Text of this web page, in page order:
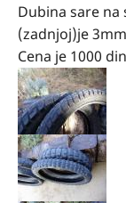
Dubina sare na
(zadnjoj)je
Cena je 1000